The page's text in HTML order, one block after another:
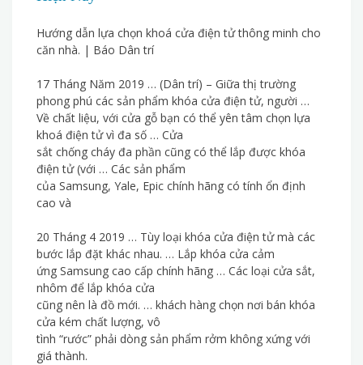
Hướng dẫn lựa chọn khoá cửa điện tử thông minh cho
căn nhà. | Báo Dân trí
17 Tháng Năm 2019 … (Dân trí) – Giữa thị trường
phong phú các sản phẩm khóa cửa điện tử, người …
Về chất liệu, với cửa gỗ bạn có thể yên tâm chọn lựa
khoá điện tử vì đa số … Cửa
sắt chống cháy đa phần cũng có thể lắp được khóa
điện tử (với … Các sản phẩm
của Samsung, Yale, Epic chính hãng có tính ổn định
cao và
20 Tháng 4 2019 … Tùy loại khóa cửa điện tử mà các
bước lắp đặt khác nhau. … Lắp khóa cửa cảm
ứng Samsung cao cấp chính hãng … Các loại cửa sắt,
nhôm để lắp khóa cửa
cũng nên là đồ mới. … khách hàng chọn nơi bán khóa
cửa kém chất lượng, vô
tình “rước” phải dòng sản phẩm rởm không xứng với
giá thành.